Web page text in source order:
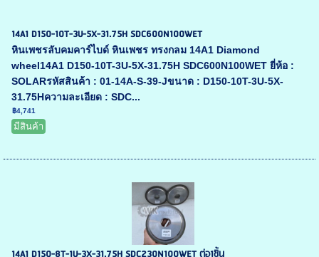
14A1 D150-10T-3U-5X-31.75H SDC600N100WET
หินเพชรลับคมคาร์ไบด์ หินเพชร ทรงกลม 14A1 Diamond
wheel14A1 D150-10T-3U-5X-31.75H SDC600N100WET ยี่ห้อ :
SOLARรหัสสินค้า : 01-14A-S-39-Jขนาด : D150-10T-3U-5X-
31.75Hความละเอียด : SDC...
฿4,741
มีสินค้า